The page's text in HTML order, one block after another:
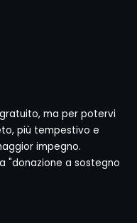
ma per potervi
più tempestivo e
impegno.
"donazione a sostegno